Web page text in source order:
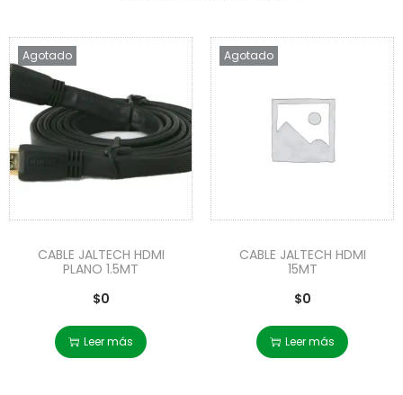
Agotado
CABLE JALTECH HDMI
PLANO 1.5MT
$0
Leer más
Agotado
CABLE JALTECH HDMI
15MT
$0
Leer más